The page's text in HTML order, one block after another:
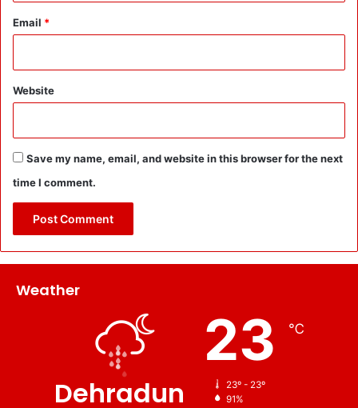
Email *
Website
Save my name, email, and website in this browser for the next
time I comment.
Weather
Dehradun
23 ℃
23º - 23º
91%